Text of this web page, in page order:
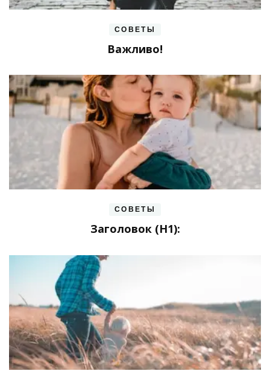
СОВЕТЫ
Важливо!
СОВЕТЫ
Заголовок (H1):